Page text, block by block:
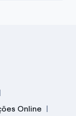
Online